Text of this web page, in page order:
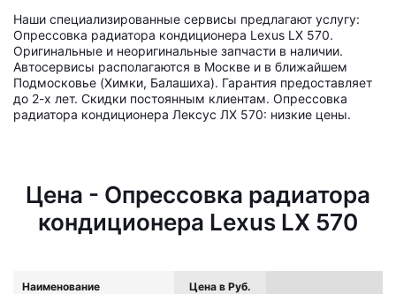
Наши специализированные сервисы предлагают услугу:
Опрессовка радиатора кондиционера Lexus LX 570.
Оригинальные и неоригинальные запчасти в наличии.
Автосервисы располагаются в Москве и в ближайшем
Подмосковье (Химки, Балашиха). Гарантия предоставляет
до 2-х лет. Скидки постоянным клиентам. Опрессовка
радиатора кондиционера Лексус ЛХ 570: низкие цены.
Цена - Опрессовка радиатора
кондиционера Lexus LX 570
Наименование Цена в Руб.